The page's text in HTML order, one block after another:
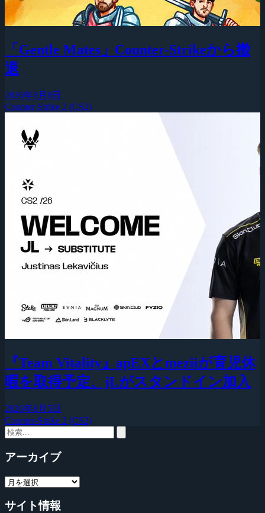
「Gentle Mates」Counter-Strikeから撤
退
2026年8月8日
Counter-Strike 2 (CS2)
『Team Vitality』apEXとmeziiが育児休
暇を取得予定、jLがスタンドイン加入
2026年8月5日
Counter-Strike 2 (CS2)
アーカイブ
サイト情報